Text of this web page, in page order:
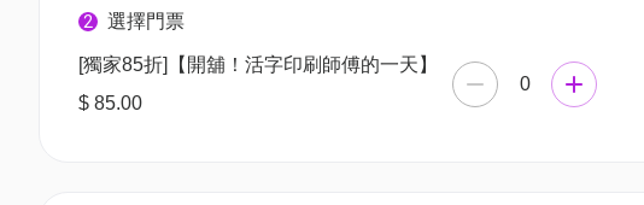
2 選擇門票
[獨家85折]【開舖！活字印刷師傅的一天】
$ 85.00
0